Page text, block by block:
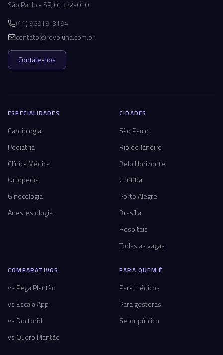
São Paulo - SP, 01332-010
(11) 96919-3194
contato@revoluna.com.br
Contate-nos
ESPECIALIDADES
Cardiologia
Pediatria
Clínica Médica
Ortopedia
Ginecologia
Anestesiologia
CIDADES
São Paulo
Rio de Janeiro
Belo Horizonte
Curitiba
Porto Alegre
Brasília
Hospitais
Todas as vagas
COMPARATIVOS
vs Pega Plantão
vs Escala App
vs Doctorid
vs Quero Plantão
PARA QUEM É
Para médicos
Para gestoras
Setor público